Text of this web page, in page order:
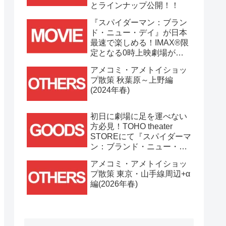
とラインナップ公開！！
『スパイダーマン：ブラン
ド・ニュー・デイ』が日本
最速で楽しめる！IMAX®限
定となる0時上映劇場が決
アメコミ・アメトイショッ
プ散策 秋葉原～上野編
(2024年春)
初日に劇場に足を運べない
方必見！TOHO theater
STOREにて『スパイダーマ
ン：ブランド・ニュー・デ
7/31(金)11時より開始！！
アメコミ・アメトイショッ
プ散策 東京・山手線周辺+α
編(2026年春)